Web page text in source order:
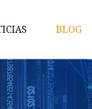
BLOG